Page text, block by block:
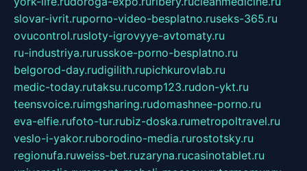
slovar-ivrit.ruporno-video-besplatno.ruseks-365.ru
ovucontrol.rusloty-igrovyye-avtomaty.ru
ru-industriya.rurusskoe-porno-besplatno.ru
belgorod-day.rudigilith.rupichkurovlab.ru
medic-today.rutaksu.rucomp123.rudon-ykt.ru
teensvoice.ruimgsharing.rudomashnee-porno.ru
eva-elfie.rufoto-tur.rubiz-doska.rumetropoltravel.ru
veslo-i-yakor.ruborodino-media.rurostotsky.ru
regionufa.ruweiss-bet.ruzaryna.rucasinotablet.ru